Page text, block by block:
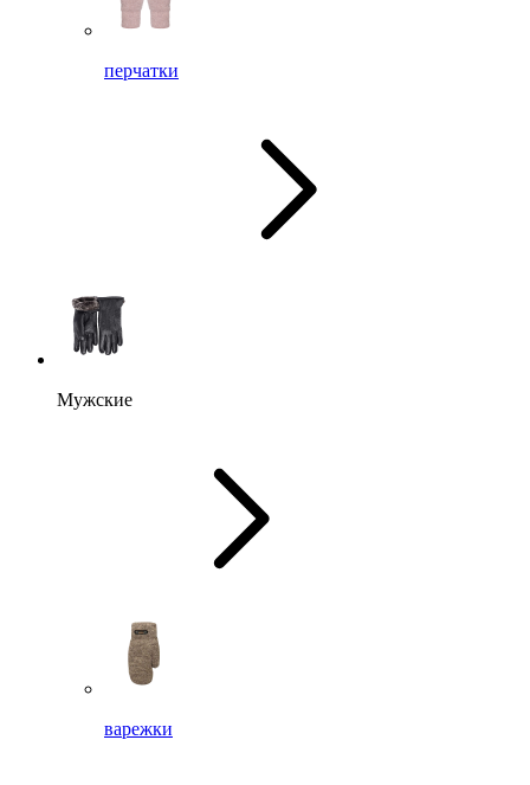
перчатки
Мужские
варежки